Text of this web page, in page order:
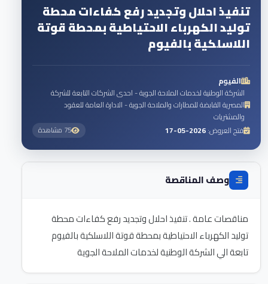
تنفيذ احلال وتجديد رفع كفاءات محطة
توليد الكهرباء الاحتياطية بمحطة قوتة
اللاسلكية بالفيوم
الفيوم
الشركة الوطنية لخدمات الملاحة الجوية - احدى الشركات التابعة للشركة
المصرية القابضة للمطارات والملاحة الجوية - الادارة العامة للعقود
والمشتريات
فتح العروض:2026-05-17 75 مشاهدة
وصف المناقصة
مناقصات عامة . تنفيذ احلال وتجديد رفع كفاءات محطة
توليد الكهرباء الاحتياطية بمحطة قوتة اللاسلكية بالفيوم
تابعة الي الشركة الوطنية لخدمات الملاحة الجوية